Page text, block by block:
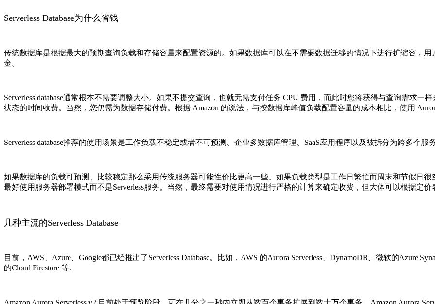
Serverless Database为什么省钱
传统数据库是根据最大的预期查询负载和存储容量来配置资源的。如果数据库可以在不需要数据迁移的情况下进行扩缩容，
金。
Serverless database通常根本不需要调整大小。如果不提交查询，也就无需支付任务 CPU 费用，而此时您将获得与查询需求
状态的时间收费。当然，您仍需为数据存储付费。根据 Amazon 的说法，与按数据库峰值负载配置容量的成本相比，使用
Serverless database推荐的使用场景是工作负载不稳定或者不可预测、企业多数据库管理、SaaS应用程序以及被拆分为跨多个服
如果数据库的负载可预测、比较稳定那么采用传统服务器可能性价比更高一些。如果负载类型是工作日繁忙而周末和节假日
最好使用服务器部署模式而不是Serverless服务。当然，最终需要对使用情况进行严格的计算来确定收费，但大体可以根据定价
几种主流的Serverless Database
目前，AWS、Azure、Google都已经推出了Serverless Database。比如，AWS 的Aurora Serverless、DynamoDB、微软的Azure
的Cloud Firestore 等。